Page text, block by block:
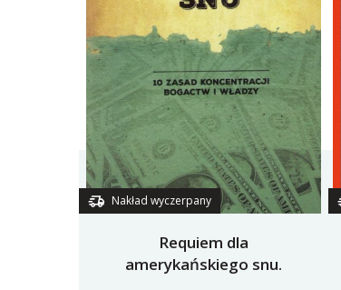
Nakład wyczerpany
Requiem dla
amerykańskiego snu.